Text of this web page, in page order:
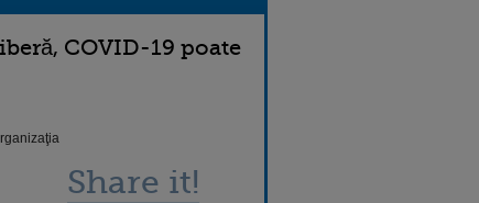
COVID-19 poate
Share it!